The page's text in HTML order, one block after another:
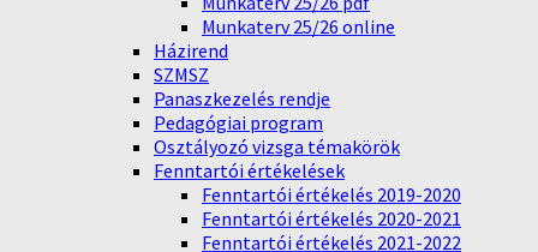
Munkaterv 25/26 online
Házirend
SZMSZ
Panaszkezelés rendje
Pedagógiai program
Osztályozó vizsga témakörök
Fenntartói értékelések
Fenntartói értékelés 2019-2020
Fenntartói értékelés 2020-2021
Fenntartói értékelés 2021-2022